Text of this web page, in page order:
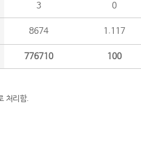
3 0
8674 1.117
776710 100
처리함.